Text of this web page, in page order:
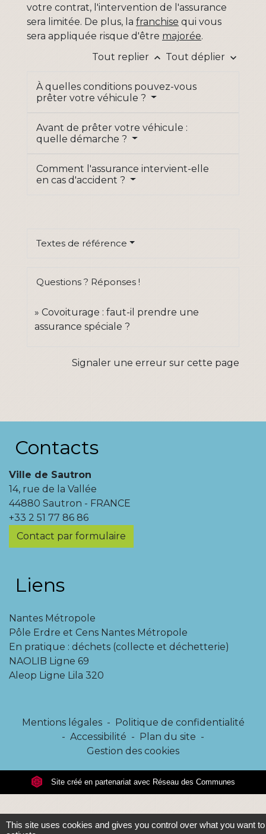
votre contrat, l'intervention de l'assurance
sera limitée. De plus, la franchise qui vous
sera appliquée risque d'être majorée.
Tout replier keyboard_arrow_up Tout déplier keyboard_arrow_down
À quelles conditions pouvez-vous
prêter votre véhicule ?
Avant de prêter votre véhicule :
quelle démarche ?
Comment l'assurance intervient-elle
en cas d'accident ?
Textes de référence
Questions ? Réponses !
Covoiturage : faut-il prendre une
assurance spéciale ?
Signaler une erreur sur cette page
Contacts
Ville de Sautron
14, rue de la Vallée
44880 Sautron - FRANCE
+33 2 51 77 86 86
Contact par formulaire
Liens
Nantes Métropole
Pôle Erdre et Cens Nantes Métropole
En pratique : déchets (collecte et déchetterie)
NAOLIB Ligne 69
Aleop Ligne Lila 320
Mentions légales - Politique de confidentialité
- Accessibilité - Plan du site -
Gestion des cookies
Site créé en partenariat avec Réseau des Communes
This site uses cookies and gives you control over what you want to